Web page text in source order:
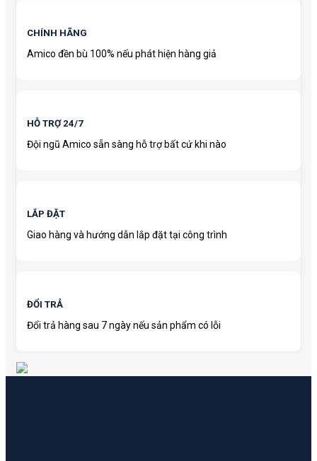
CHÍNH HÃNG
Amico đền bù 100% nếu phát hiện hàng giả
HỖ TRỢ 24/7
Đội ngũ Amico sẵn sàng hỗ trợ bất cứ khi nào
LẮP ĐẶT
Giao hàng và hướng dẫn lắp đặt tại công trình
ĐỔI TRẢ
Đổi trả hàng sau 7 ngày nếu sản phẩm có lỗi